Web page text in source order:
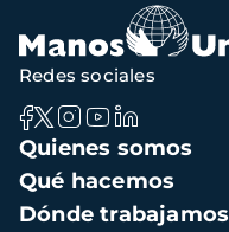
Navegación
principal
Quienes somos
Qué hacemos
Dónde trabajamos
Redes sociales